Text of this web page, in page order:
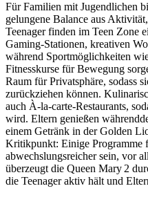
Für Familien mit Jugendlichen
gelungene Balance aus
Teenager finden im Teen Zone
Gaming-Stationen, kreativen
während Sportmöglichkeiten
Fitnesskurse für Bewegung
Raum für Privatsphäre, sodass
zurückziehen können.
auch À-la-carte-Restaurants,
wird. Eltern genießen
einem Getränk in der Golden
Kritikpunkt: Einige Programme
abwechslungsreicher sein, vor
überzeugt die Queen Mary 2
die Teenager aktiv hält und